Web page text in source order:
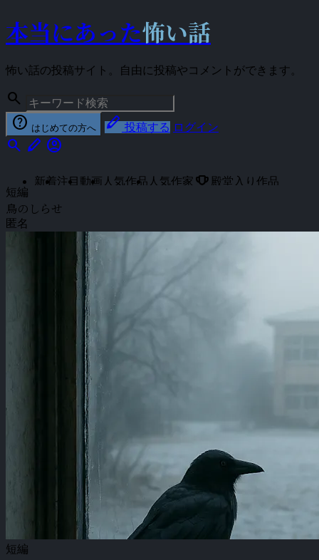
本当にあった怖い話
怖い話の投稿サイト。自由に投稿やコメントができます。
search
help はじめての方へ stylus 投稿する ログイン
search stylus account_circle
新着 注目 動画 人気作品 人気作家 emoji_events 殿堂入り作品
短編
鳥のしらせ
匿名
短編